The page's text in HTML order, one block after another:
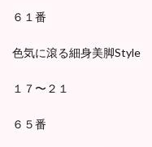
６１番
色気に滾る細身美脚Style
１７〜２１
６５番